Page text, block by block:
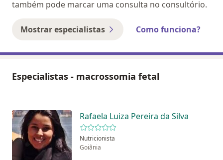
também pode marcar uma consulta no consultório.
Mostrar especialistas Como funciona?
Especialistas - macrossomia fetal
Rafaela Luiza Pereira da Silva
Nutricionista
Goiânia